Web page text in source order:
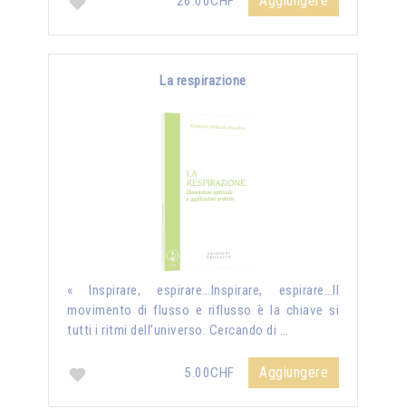
La respirazione
« Inspirare, espirare…Inspirare, espirare…Il
movimento di flusso e riflusso è la chiave si
tutti i ritmi dell’universo. Cercando di …
5.00CHF Aggiungere